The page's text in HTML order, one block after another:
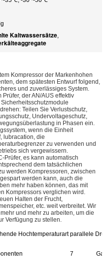
Kaltwassersätze,
Kompressor der Markenhohen
dem spätesten Entwurf folgend,
und zuverlässiges System.
der AN/AUS effektiv
Teilen Sie Verlustschutz,
Undervoltageschutz,
in Phasen ein.
wenn die Einheit
lubracation, die
zu verwenden und
sich vergewissern.
Prüfer, es kann automatisch
dem tatsächlichen
werden Kompressoren, zwischen
werden kann, auch die
mehr haben können, das mit
Kompressors verglichen wird.
Halten der Frucht,
etc. weit verbreitet. Wir
und mehr zu arbeiten, um die
Verfügung zu stellen.
Hochtemperaturart parallele
7